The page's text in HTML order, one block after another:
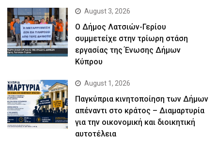
August 3, 2026
Ο Δήμος Λατσιών-Γερίου
συμμετείχε στην τρίωρη στάση
εργασίας της Ένωσης Δήμων
Κύπρου
August 1, 2026
Παγκύπρια κινητοποίηση των Δήμων
απέναντι στο κράτος – Διαμαρτυρία
για την οικονομική και διοικητική
αυτοτέλεια